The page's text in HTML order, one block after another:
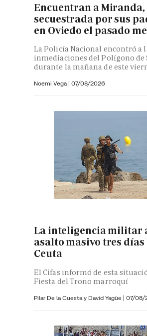
Encuentran a
secuestrada por sus
en Oviedo el pasado
La Policía Nacional encontró a
inmediaciones del Polígono de
durante la mañana de este
Noemi Vega | 07/08/2026
La inteligencia militar
asalto masivo tres días
Ceuta
El Cifas informó de esta
Fiesta del Trono marroquí
Pilar De la Cuesta y David Yagüe | 07/08/